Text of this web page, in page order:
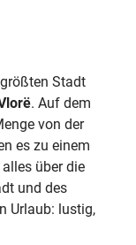
Stadt
. Auf dem
von der
es zu einem
über die
und des
Urlaub: lustig,